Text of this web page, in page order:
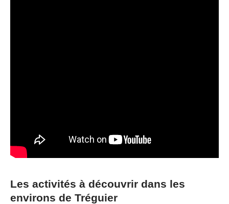
Les activités à découvrir dans les
environs de Tréguier